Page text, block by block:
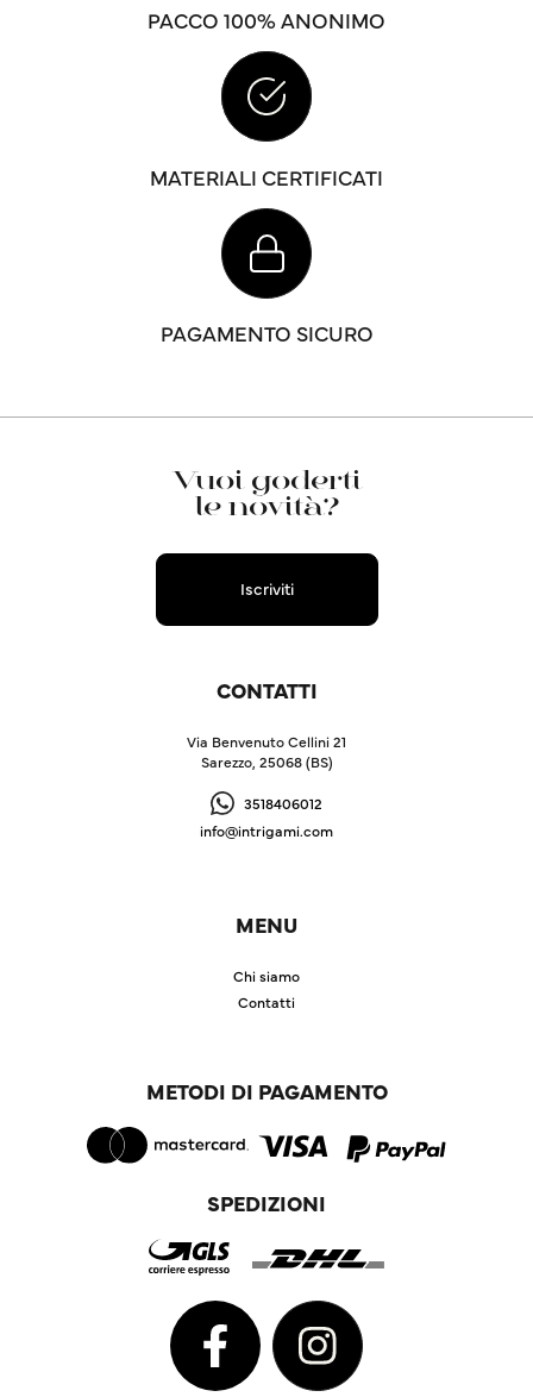
PACCO 100% ANONIMO
MATERIALI CERTIFICATI
PAGAMENTO SICURO
Vuoi goderti
le novità?
Iscriviti
CONTATTI
Via Benvenuto Cellini 21
Sarezzo, 25068 (BS)
3518406012
info@intrigami.com
MENU
Chi siamo
Contatti
METODI DI PAGAMENTO
SPEDIZIONI